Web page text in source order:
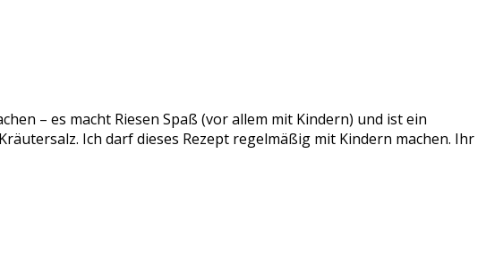
– es macht Riesen Spaß (vor allem mit Kindern) und ist ein
Ich darf dieses Rezept regelmäßig mit Kindern machen. Ihr